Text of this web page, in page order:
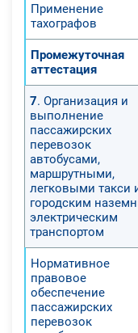
Применение
тахографов
Промежуточная
аттестация
7. Организация и
выполнение
пассажирских
перевозок
автобусами,
маршрутными,
легковыми такси
городским
электрическим
транспортом
Нормативное
правовое
обеспечение
пассажирских
перевозок